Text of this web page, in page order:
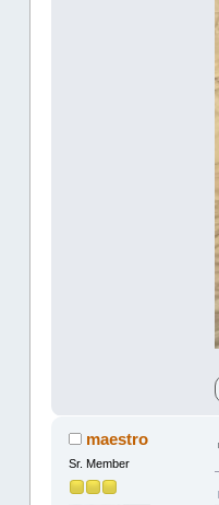
maestro
Sr. Member